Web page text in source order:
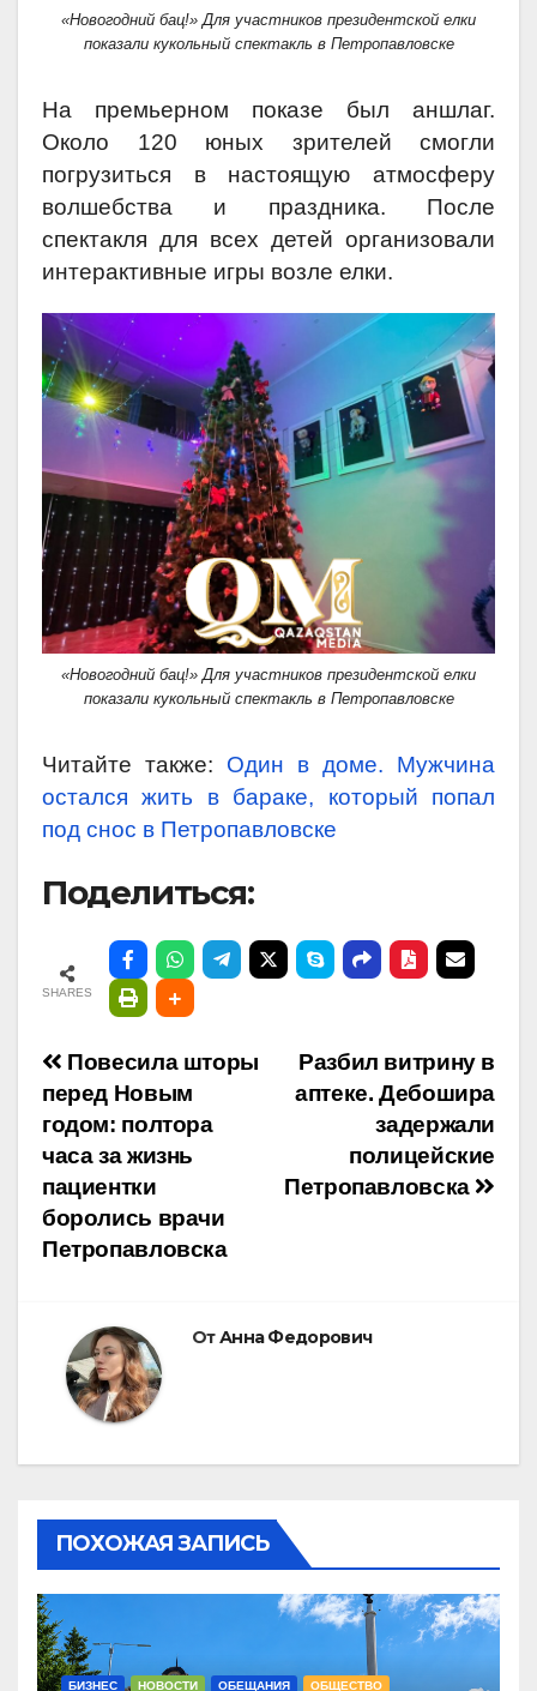
«Новогодний бац!» Для участников президентской елки
показали кукольный спектакль в Петропавловске
На премьерном показе был аншлаг.
Около 120 юных зрителей смогли
погрузиться в настоящую атмосферу
волшебства и праздника. После
спектакля для всех детей организовали
интерактивные игры возле елки.
«Новогодний бац!» Для участников президентской елки
показали кукольный спектакль в Петропавловске
Читайте также: Один в доме. Мужчина
остался жить в бараке, который попал
под снос в Петропавловске
Поделиться:
SHARES
Навигация
по
записям
Разбил витрину в
аптеке. Дебошира
задержали
полицейские
Петропавловска
Повесила шторы
перед Новым
годом: полтора
часа за жизнь
пациентки
боролись врачи
Петропавловска
ОтАнна Федорович
ПОХОЖАЯ ЗАПИСЬ
БИЗНЕС НОВОСТИ ОБЕЩАНИЯ ОБЩЕСТВО